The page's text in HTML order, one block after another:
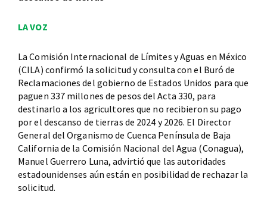
LA VOZ
La Comisión Internacional de Límites y Aguas en México
(CILA) confirmó la solicitud y consulta con el Buró de
Reclamaciones del gobierno de Estados Unidos para que
paguen 337 millones de pesos del Acta 330, para
destinarlo a los agricultores que no recibieron su pago
por el descanso de tierras de 2024 y 2026. El Director
General del Organismo de Cuenca Península de Baja
California de la Comisión Nacional del Agua (Conagua),
Manuel Guerrero Luna, advirtió que las autoridades
estadounidenses aún están en posibilidad de rechazar la
solicitud.